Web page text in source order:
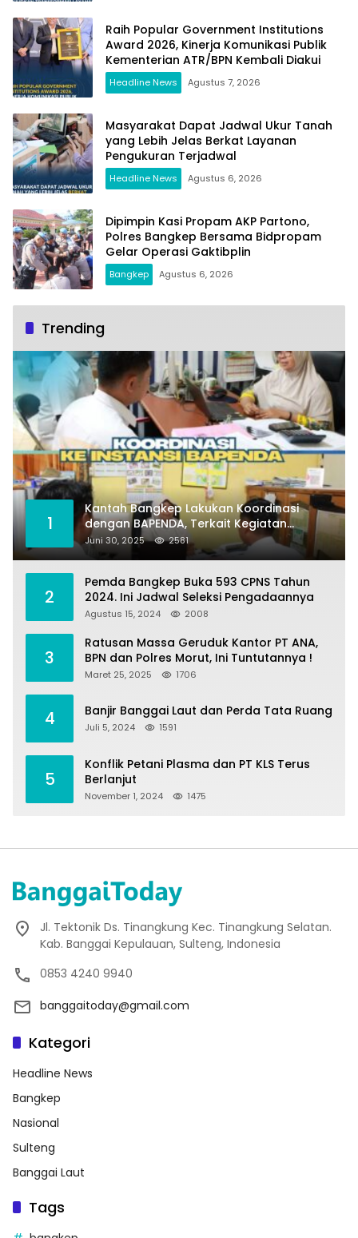
Raih Popular Government Institutions
Award 2026, Kinerja Komunikasi Publik
Kementerian ATR/BPN Kembali Diakui
Headline News Agustus 7, 2026
Masyarakat Dapat Jadwal Ukur Tanah
yang Lebih Jelas Berkat Layanan
Pengukuran Terjadwal
Headline News Agustus 6, 2026
Dipimpin Kasi Propam AKP Partono,
Polres Bangkep Bersama Bidpropam
Gelar Operasi Gaktibplin
Bangkep Agustus 6, 2026
Trending
1
Kantah Bangkep Lakukan Koordinasi
dengan BAPENDA, Terkait Kegiatan
Fasilitasi Penilaian Tanah dan Ekonomi
Pertanahan
Juni 30, 2025 2581
2
Pemda Bangkep Buka 593 CPNS Tahun
2024. Ini Jadwal Seleksi Pengadaannya
Agustus 15, 2024 2008
3
Ratusan Massa Geruduk Kantor PT ANA,
BPN dan Polres Morut, Ini Tuntutannya !
Maret 25, 2025 1706
4 Banjir Banggai Laut dan Perda Tata Ruang
Juli 5, 2024 1591
5
Konflik Petani Plasma dan PT KLS Terus
Berlanjut
November 1, 2024 1475
Jl. Tektonik Ds. Tinangkung Kec. Tinangkung Selatan.
Kab. Banggai Kepulauan, Sulteng, Indonesia
0853 4240 9940
banggaitoday@gmail.com
Kategori
Headline News
Bangkep
Nasional
Sulteng
Banggai Laut
Tags